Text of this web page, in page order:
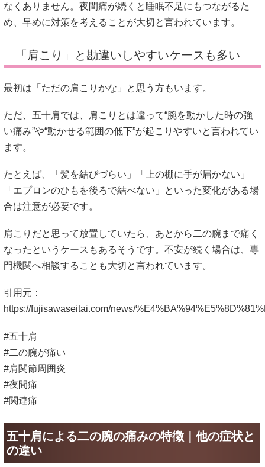
なくありません。夜間痛が続くと睡眠不足にもつながるた
め、早めに対策を考えることが大切と言われています。
「肩こり」と勘違いしやすいケースも多い
最初は「ただの肩こりかな」と思う方もいます。
ただ、五十肩では、肩こりとは違って“腕を動かした時の強
い痛み”や“動かせる範囲の低下”が起こりやすいと言われてい
ます。
たとえば、「髪を結びづらい」「上の棚に手が届かない」
「エプロンのひもを後ろで結べない」といった変化がある場
合は注意が必要です。
肩こりだと思って放置していたら、あとから二の腕まで痛く
なったというケースもあるそうです。不安が続く場合は、専
門機関へ相談することも大切と言われています。
引用元：
https://fujisawaseitai.com/news/
#五十肩
#二の腕が痛い
#肩関節周囲炎
#夜間痛
#関連痛
五十肩による二の腕の痛みの特徴｜他の症状と
の違い